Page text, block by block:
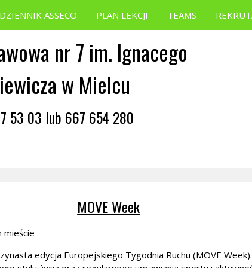
DZIENNIK ASSECO PLAN LEKCJI TEAMS
nr 7 im. Ignacego
w Mielcu
53 03 lub 667 654 280
MOVE Week
mieście
edycja Europejskiego Tygodnia Ruchu (MOVE